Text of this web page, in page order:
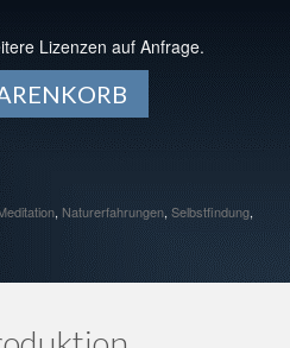
Lizenzen auf Anfrage.
, Naturerfahrungen, Selbstfindung,